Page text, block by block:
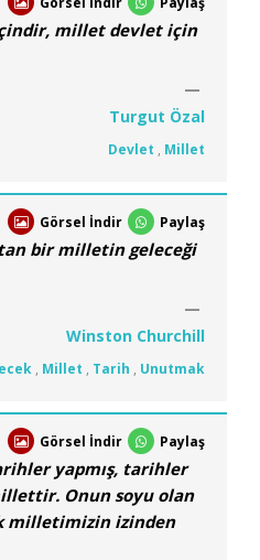
millet devlet için
Turgut Özal
Devlet , Millet
Görsel İndir Paylaş
bir milletin geleceği
Winston Churchill
, Millet , Tarih , Unutmak
Görsel İndir Paylaş
yapmış, tarihler
Onun soyu olan
milletimizin izinden